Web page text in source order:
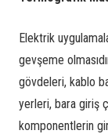
Elektrik
gevşeme
gövdeleri, kablo
yerleri, bara giriş
komponentlerin